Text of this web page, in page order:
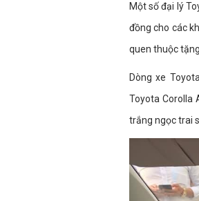
Một số đại lý
đồng cho các
quen thuộc
Dòng xe
Toyota Corolla
trắng ngọc trai